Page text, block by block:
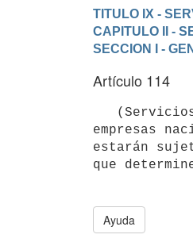
TITULO IX -
CAPITULO II -
SECCION I -
Artículo 114
empresas
estarán
Ayuda